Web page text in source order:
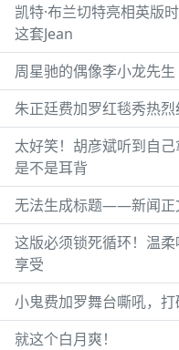
凯特·布兰切特亮相英版
这套Jean
周星驰的偶像李小龙先生
朱正廷费加罗红毯秀热
太好笑！胡彦斌听到自
是不是耳背
无法生成标题——新闻正
这版必须锁死循环！温
享受
小鬼费加罗舞台嘶吼，
就这个白月爽！